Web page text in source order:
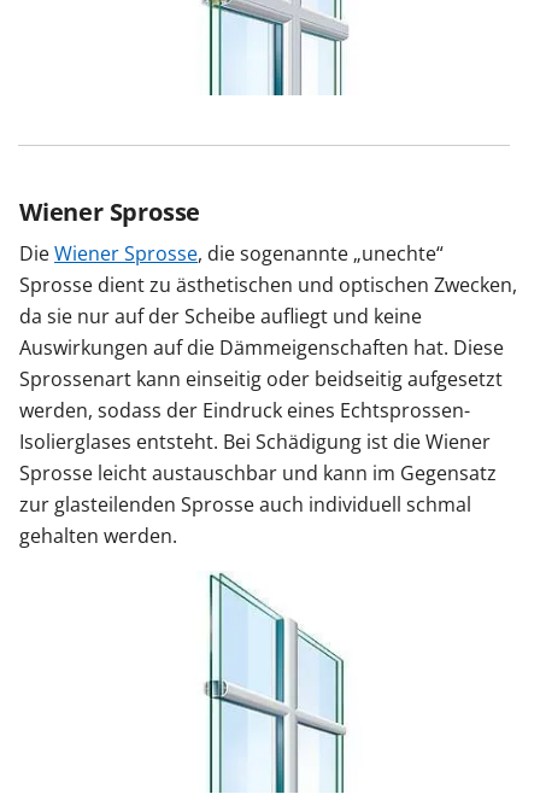
Wiener Sprosse
DieWiener Sprosse, die sogenannte „unechte“
Sprosse dient zu ästhetischen und optischen Zwecken,
da sie nur auf der Scheibe aufliegt und keine
Auswirkungen auf die Dämmeigenschaften hat. Diese
Sprossenart kann einseitig oder beidseitig aufgesetzt
werden, sodass der Eindruck eines Echtsprossen-
Isolierglases entsteht. Bei Schädigung ist die Wiener
Sprosse leicht austauschbar und kann im Gegensatz
zur glasteilenden Sprosse auch individuell schmal
gehalten werden.